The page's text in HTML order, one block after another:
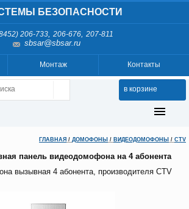
БЕЗОПАСНОСТИ
206-733, 206-676, 207-811
sbsar@sbsar.ru
Контакты
Монтаж
в корзине
ГЛАВНАЯ / ДОМОФОНЫ / ВИДЕОДОМОФОНЫ / CTV
панель видеодомофона на 4 абонента
вызывная 4 абонента, производителя CTV